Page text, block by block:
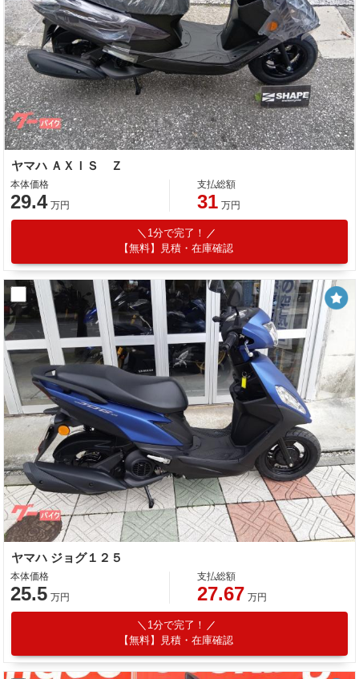
ヤマハ ＡＸＩＳ Ｚ
本体価格
29.4 万円
支払総額
31 万円
1分で完了！
【無料】見積・在庫確認
ヤマハ ジョグ１２５
本体価格
25.5 万円
支払総額
27.67 万円
1分で完了！
【無料】見積・在庫確認